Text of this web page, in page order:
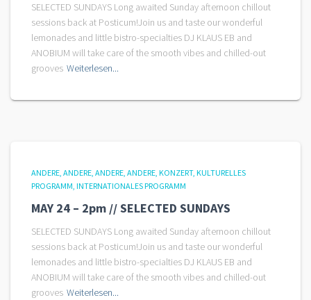
SELECTED SUNDAYS Long awaited Sunday afternoon chillout
sessions back at Posticum!Join us and taste our wonderful
lemonades and little bistro-specialties DJ KLAUS EB and
ANOBIUM will take care of the smooth vibes and chilled-out
grooves Weiterlesen...
ANDERE ANDERE ANDERE ANDERE KONZERT KULTURELLES
PROGRAMM INTERNATIONALES PROGRAMM
MAY 24 – 2pm // SELECTED SUNDAYS
SELECTED SUNDAYS Long awaited Sunday afternoon chillout
sessions back at Posticum!Join us and taste our wonderful
lemonades and little bistro-specialties DJ KLAUS EB and
ANOBIUM will take care of the smooth vibes and chilled-out
grooves Weiterlesen...